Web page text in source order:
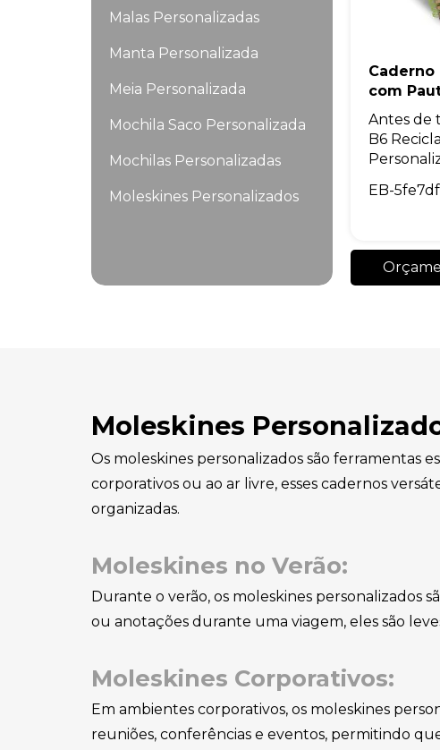
Malas Personalizadas
Manta Personalizada
Meia Personalizada
Mochila Saco Personalizada
Mochilas Personalizadas
Moleskines Personalizados
Pulseiras Personalizadas
Personalizado
Sacola de PVC
Sacolas de TNT
Personalizadas
Sacolas Personalizadas
Shoulder Bag Personalizada
Squeeze Personalizado
Toalhas Personalizadas
Caderno
com
Antes de
B6
EB-
Moleskines
Os moleskines personalizados são ferramentas
corporativos ou ao ar livre, esses cadernos
organizadas.
Moleskines no Verão:
Durante o verão, os moleskines personalizados
ou anotações durante uma viagem, eles são
Moleskines Corporativos:
Em ambientes corporativos, os moleskines
reuniões, conferências e eventos, permitindo